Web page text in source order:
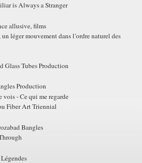
is Always a Stranger
allusive, films
léger mouvement dans l’ordre naturel des
Glass Tubes Production
Production
vois - Ce qui me regarde
Fiber Art Triennial
Bangles